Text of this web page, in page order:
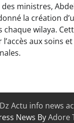
des ministres,
la création
chaque wilaya.
aux soins
Dz Actu info news
News ByAdore